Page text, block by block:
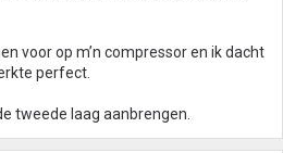
voor op m’n compressor en ik dacht
perfect.
tweede laag aanbrengen.